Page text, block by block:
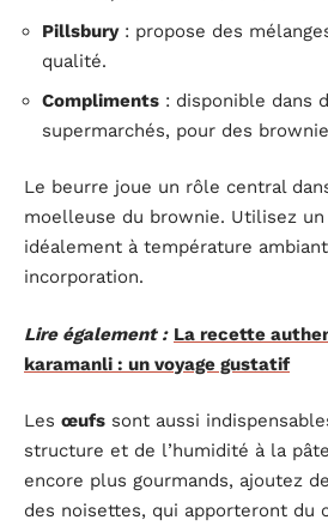
Pillsbury: propose des
qualité.
Compliments : disponible dans
supermarchés, pour des
Le beurre joue un rôle central
moelleuse du brownie. Utilisez
idéalement à température
incorporation.
Lire également : La recette
karamanli : un voyage gustatif
Les œufs sont aussi
structure et de l’humidité à la
encore plus gourmands, ajoutez
des noisettes, qui apporteront du